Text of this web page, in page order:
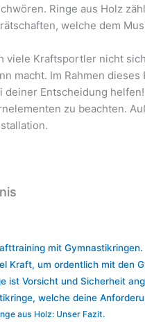
Ringe aus Holz
welche dem
viele Kraftsportler nicht
macht. Im Rahmen
deiner Entscheidung
zu beachten.
mit Gymnastikringen.
Kraft, um ordentlich mit den
ist Vorsicht und Sicherheit
welche deine
aus Holz: Unser Fazit.